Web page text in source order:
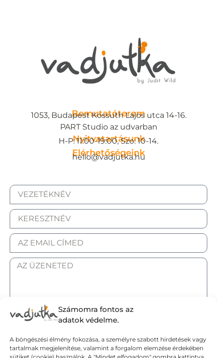
Számomra fontos az
adatok védelme.
A böngészési élmény fokozása, a személyre szabott hirdetések vagy
tartalmak megjelenítése, valamint a forgalom elemzése érdekében
Bemutatóterem
1053, Budapest Kossuth Lajos utca 14-16.
PART Studio az udvarban
Nyitvatartásunk
H-P: 11:00-19:00, Szo: 10-14.
Elérhetőségeink
hello@vadjutka.hu
ELFOGADOM AZ ADATKEZELÉSI TÁJÉKOZTATÓT.
Elküldöm